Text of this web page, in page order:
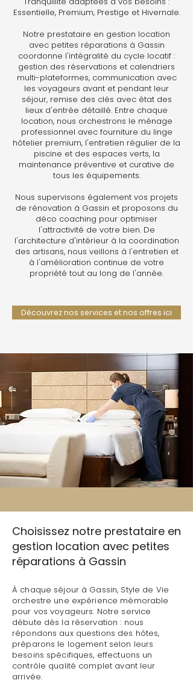
Essentielle, Premium, Prestige et Hivernale.
Notre prestataire en gestion location
avec petites réparations à Gassin
coordonne l'intégralité du cycle locatif :
gestion des réservations et calendriers
multi-plateformes, communication avec
les voyageurs avant et pendant leur
séjour, remise des clés avec état des
lieux d'entrée détaillé. Entre chaque
location, nous orchestrons le ménage
professionnel avec fourniture du linge
hôtelier premium, l'entretien régulier de la
piscine et des espaces verts, la
maintenance préventive et curative de
tous les équipements.
Nous supervisons également vos projets
de rénovation à Gassin et proposons du
déco coaching pour optimiser
l'attractivité de votre bien. De
l'architecture d'intérieur à la coordination
des artisans, nous veillons à l'entretien et
à l'amélioration continue de votre
propriété tout au long de l'année.
Découvrez nos services et nos offres ici
Choisissez notre prestataire en
gestion location avec petites
réparations à Gassin
À chaque séjour à Gassin, Style de Vie
orchestre une expérience mémorable
pour vos voyageurs. Notre service
débute dès la réservation : nous
répondons aux questions des hôtes,
préparons le logement selon leurs
besoins spécifiques, effectuons un
contrôle qualité complet avant leur
arrivée.